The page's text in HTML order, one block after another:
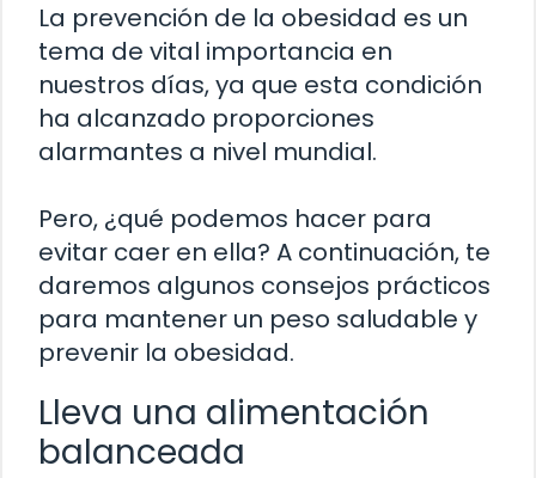
La prevención de la obesidad es un
tema de vital importancia en
nuestros días, ya que esta condición
ha alcanzado proporciones
alarmantes a nivel mundial.
Pero, ¿qué podemos hacer para
evitar caer en ella? A continuación, te
daremos algunos consejos prácticos
para mantener un peso saludable y
prevenir la obesidad.
Lleva una alimentación
balanceada